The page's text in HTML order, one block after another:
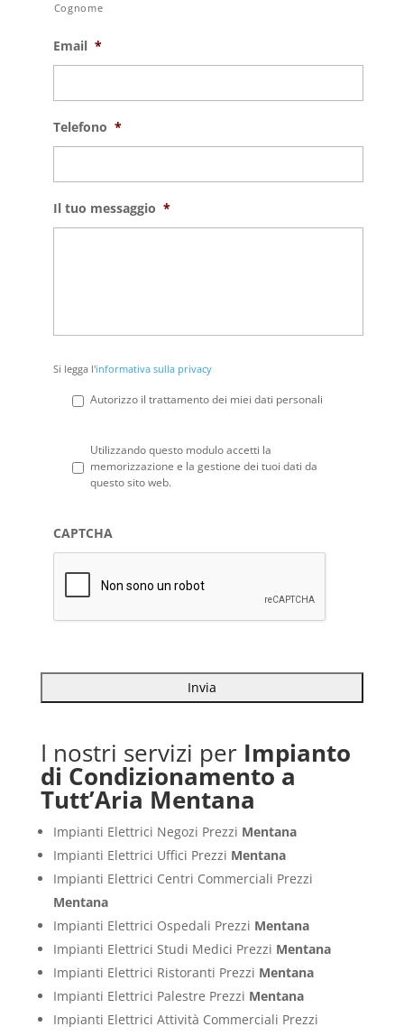
Cognome
Email *
Telefono *
Il tuo messaggio *
Si
legga
l'informativa
Si legga l'informativa sulla privacy
Autorizzo il trattamento dei miei dati personali
Privacy *
Utilizzando questo modulo accetti la
memorizzazione e la gestione dei tuoi dati da
questo sito web.
CAPTCHA
I nostri servizi per Impianto
di Condizionamento a
Tutt’Aria Mentana
Impianti Elettrici Negozi Prezzi Mentana
Impianti Elettrici Uffici Prezzi Mentana
Impianti Elettrici Centri Commerciali Prezzi
Mentana
Impianti Elettrici Ospedali Prezzi Mentana
Impianti Elettrici Studi Medici Prezzi Mentana
Impianti Elettrici Ristoranti Prezzi Mentana
Impianti Elettrici Palestre Prezzi Mentana
Impianti Elettrici Attività Commerciali Prezzi